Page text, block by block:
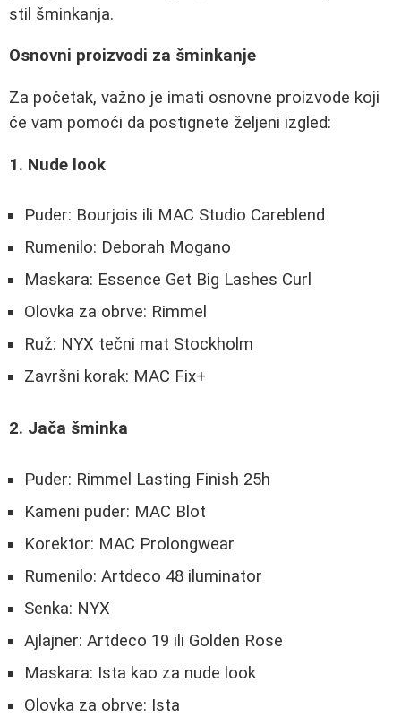
stil šminkanja.
Osnovni proizvodi za šminkanje
Za početak, važno je imati osnovne proizvode koji
će vam pomoći da postignete željeni izgled:
1. Nude look
Puder: Bourjois ili MAC Studio Careblend
Rumenilo: Deborah Mogano
Maskara: Essence Get Big Lashes Curl
Olovka za obrve: Rimmel
Ruž: NYX tečni mat Stockholm
Završni korak: MAC Fix+
2. Jača šminka
Puder: Rimmel Lasting Finish 25h
Kameni puder: MAC Blot
Korektor: MAC Prolongwear
Rumenilo: Artdeco 48 iluminator
Senka: NYX
Ajlajner: Artdeco 19 ili Golden Rose
Maskara: Ista kao za nude look
Olovka za obrve: Ista